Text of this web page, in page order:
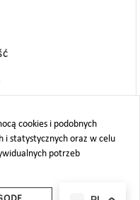
cookies i podobnych
i statystycznych oraz w celu
potrzeb